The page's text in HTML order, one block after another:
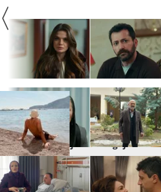
DALEKI GRAD
Glumci serije “Daleki
su nam kako provode
vrijeme ovog ljeta
Uzbudljivu seriju " Daleki